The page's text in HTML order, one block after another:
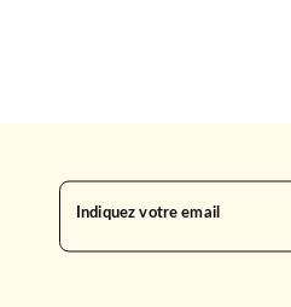
Indiquez votre email